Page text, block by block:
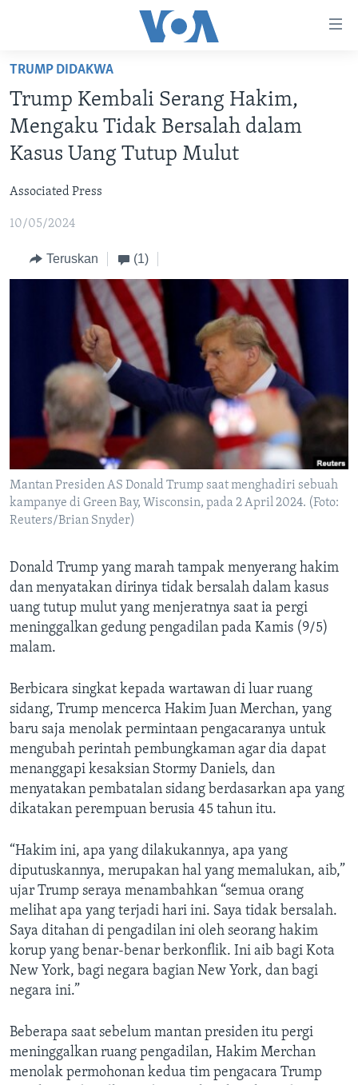
Akses
Lanjut
ke
Konten
Utama
ke
Utama
Lanjut
VIDEO
DAFTAR PROGRAM
Bahasa-bahasa
TRUMP DIDAKWA
Trump Kembali Serang Hakim,
Mengaku Tidak Bersalah dalam
Kasus Uang Tutup Mulut
Associated Press
10/05/2024
Teruskan (1)
Mantan Presiden AS Donald Trump saat menghadiri sebuah
kampanye di Green Bay, Wisconsin, pada 2 April 2024. (Foto:
Reuters/Brian Snyder)
Donald Trump yang marah tampak menyerang hakim
dan menyatakan dirinya tidak bersalah dalam kasus
uang tutup mulut yang menjeratnya saat ia pergi
meninggalkan gedung pengadilan pada Kamis (9/5)
malam.
Berbicara singkat kepada wartawan di luar ruang
sidang, Trump mencerca Hakim Juan Merchan, yang
baru saja menolak permintaan pengacaranya untuk
mengubah perintah pembungkaman agar dia dapat
menanggapi kesaksian Stormy Daniels, dan
menyatakan pembatalan sidang berdasarkan apa yang
dikatakan perempuan berusia 45 tahun itu.
“Hakim ini, apa yang dilakukannya, apa yang
diputuskannya, merupakan hal yang memalukan, aib,”
ujar Trump seraya menambahkan “semua orang
melihat apa yang terjadi hari ini. Saya tidak bersalah.
Saya ditahan di pengadilan ini oleh seorang hakim
korup yang benar-benar berkonflik. Ini aib bagi Kota
New York, bagi negara bagian New York, dan bagi
negara ini.”
Beberapa saat sebelum mantan presiden itu pergi
meninggalkan ruang pengadilan, Hakim Merchan
menolak permohonan kedua tim pengacara Trump